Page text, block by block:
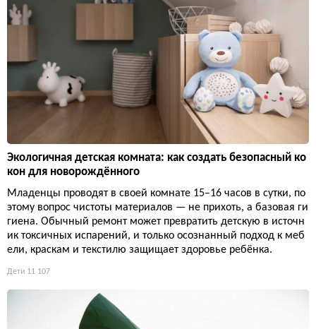
Экологичная детская комната: как создать безопасный ко
кон для новорождённого
Младенцы проводят в своей комнате 15–16 часов в сутки, по
этому вопрос чистоты материалов — не прихоть, а базовая ги
гиена. Обычный ремонт может превратить детскую в источн
ик токсичных испарений, и только осознанный подход к меб
ели, краскам и текстилю защищает здоровье ребёнка.
Дети 11 107